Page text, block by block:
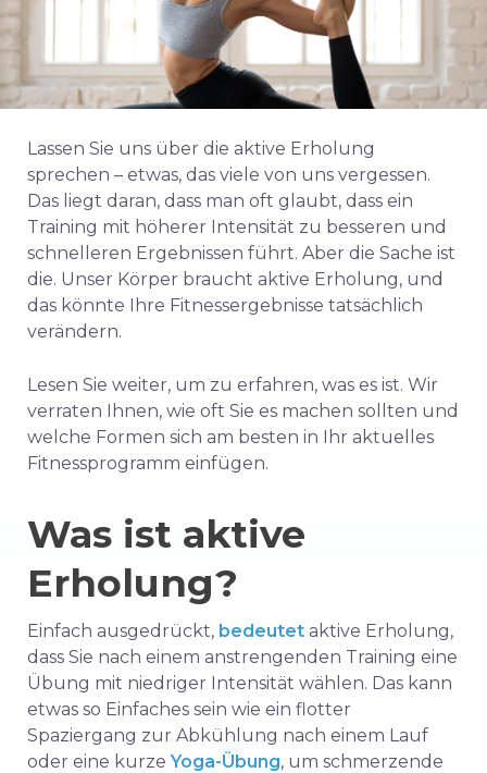
Lassen Sie uns über die aktive Erholung
sprechen – etwas, das viele von uns vergessen.
Das liegt daran, dass man oft glaubt, dass ein
Training mit höherer Intensität zu besseren und
schnelleren Ergebnissen führt. Aber die Sache ist
die. Unser Körper braucht aktive Erholung, und
das könnte Ihre Fitnessergebnisse tatsächlich
verändern.
Lesen Sie weiter, um zu erfahren, was es ist. Wir
verraten Ihnen, wie oft Sie es machen sollten und
welche Formen sich am besten in Ihr aktuelles
Fitnessprogramm einfügen.
Was ist aktive
Erholung?
Einfach ausgedrückt, bedeutet aktive Erholung,
dass Sie nach einem anstrengenden Training eine
Übung mit niedriger Intensität wählen. Das kann
etwas so Einfaches sein wie ein flotter
Spaziergang zur Abkühlung nach einem Lauf
oder eine kurzeYoga-Übung, um schmerzende